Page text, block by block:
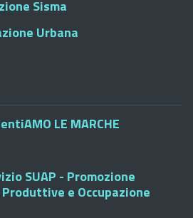
Sisma
Urbana
LE MARCHE
SUAP - Promozione
e Occupazione